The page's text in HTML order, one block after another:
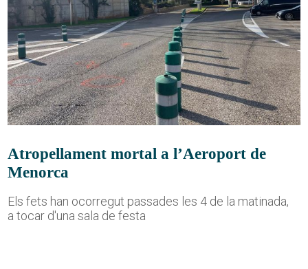
Atropellament mortal a l’Aeroport de
Menorca
Els fets han ocorregut passades les 4 de la matinada,
a tocar d'una sala de festa